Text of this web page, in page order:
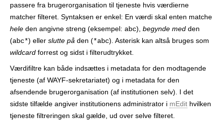
passere fra brugerorganisation til tjeneste hvis værdierne
matcher filteret. Syntaksen er enkel: En værdi skal enten matche
hele den angivne streng (eksempel: abc), begynde med den
(abc*) eller slutte på den (*abc). Asterisk kan altså bruges som
wildcard forrest og sidst i filterudtrykket.
Værdifiltre kan både indsættes i metadata for den modtagende
tjeneste (af WAYF-sekretariatet) og i metadata for den
afsendende brugerorganisation (af institutionen selv). I det
sidste tilfælde angiver institutionens administrator i mEdit hvilken
tjeneste filtreringen skal gælde, ud over selve filteret.